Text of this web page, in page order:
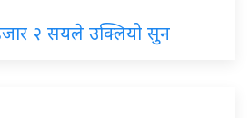
२ सयले उक्लियो सुन